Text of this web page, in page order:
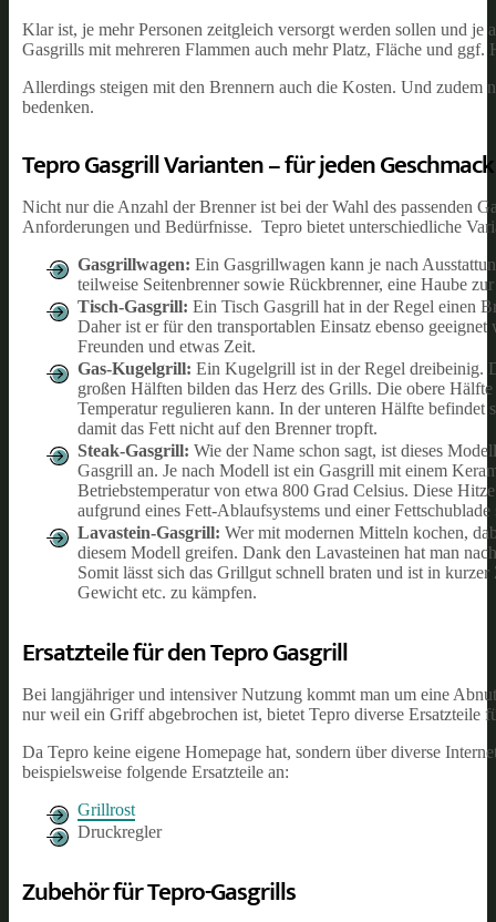
Klar ist, je mehr Personen zeitgleich versorgt werden sollen und je
Gasgrills mit mehreren Flammen auch mehr Platz, Fläche und ggf.
Allerdings steigen mit den Brennern auch die Kosten. Und
bedenken.
Tepro Gasgrill Varianten – für jeden
Nicht nur die Anzahl der Brenner ist bei der Wahl des passenden
Anforderungen und Bedürfnisse. Tepro bietet unterschiedliche
Gasgrillwagen: Ein Gasgrillwagen kann je nach
teilweise Seitenbrenner sowie Rückbrenner, eine Haube
Tisch-Gasgrill: Ein Tisch Gasgrill hat in der Regel einen
Daher ist er für den transportablen Einsatz ebenso
Freunden und etwas Zeit.
Gas-Kugelgrill: Ein Kugelgrill ist in der Regel dreibeinig.
großen Hälften bilden das Herz des Grills. Die obere
Temperatur regulieren kann. In der unteren Hälfte
damit das Fett nicht auf den Brenner tropft.
Steak-Gasgrill: Wie der Name schon sagt, ist dieses
Gasgrill an. Je nach Modell ist ein Gasgrill mit einem
Betriebstemperatur von etwa 800 Grad Celsius. Diese
aufgrund eines Fett-Ablaufsystems und einer
Lavastein-Gasgrill: Wer mit modernen Mitteln kochen,
diesem Modell greifen. Dank den Lavasteinen hat man
Somit lässt sich das Grillgut schnell braten und ist in
Gewicht etc. zu kämpfen.
Ersatzteile für den Tepro Gasgrill
Bei langjähriger und intensiver Nutzung kommt man um eine
nur weil ein Griff abgebrochen ist, bietet Tepro diverse Ersatzteile
Da Tepro keine eigene Homepage hat, sondern über diverse
beispielsweise folgende Ersatzteile an:
Grillrost
Druckregler
Zubehör für Tepro-Gasgrills